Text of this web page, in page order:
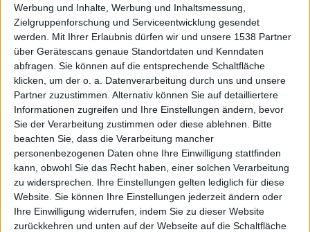
Werbung und Inhalte, Werbung und Inhaltsmessung,
Zielgruppenforschung und Serviceentwicklung gesendet
werden.
Mit Ihrer Erlaubnis dürfen wir und unsere 1538 Partner
über Gerätescans genaue Standortdaten und Kenndaten
abfragen. Sie können auf die entsprechende Schaltfläche
klicken, um der o. a. Datenverarbeitung durch uns und unsere
Partner zuzustimmen. Alternativ können Sie auf detailliertere
Informationen zugreifen und Ihre Einstellungen ändern, bevor
Sie der Verarbeitung zustimmen oder diese ablehnen.
Bitte
beachten Sie, dass die Verarbeitung mancher
personenbezogenen Daten ohne Ihre Einwilligung stattfinden
kann, obwohl Sie das Recht haben, einer solchen Verarbeitung
zu widersprechen. Ihre Einstellungen gelten lediglich für diese
Website. Sie können Ihre Einstellungen jederzeit ändern oder
Ihre Einwilligung widerrufen, indem Sie zu dieser Website
zurückkehren und unten auf der Webseite auf die Schaltfläche